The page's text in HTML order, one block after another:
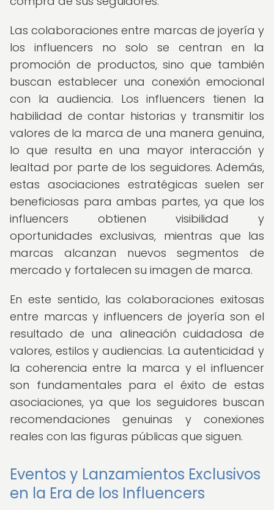
Las colaboraciones entre marcas de joyería y
los influencers no solo se centran en la
promoción de productos, sino que también
buscan establecer una conexión emocional
con la audiencia. Los influencers tienen la
habilidad de contar historias y transmitir los
valores de la marca de una manera genuina,
lo que resulta en una mayor interacción y
lealtad por parte de los seguidores. Además,
estas asociaciones estratégicas suelen ser
beneficiosas para ambas partes, ya que los
influencers obtienen visibilidad y
oportunidades exclusivas, mientras que las
marcas alcanzan nuevos segmentos de
mercado y fortalecen su imagen de marca.
En este sentido, las colaboraciones exitosas
entre marcas y influencers de joyería son el
resultado de una alineación cuidadosa de
valores, estilos y audiencias. La autenticidad y
la coherencia entre la marca y el influencer
son fundamentales para el éxito de estas
asociaciones, ya que los seguidores buscan
recomendaciones genuinas y conexiones
reales con las figuras públicas que siguen.
Eventos y Lanzamientos Exclusivos
en la Era de los Influencers